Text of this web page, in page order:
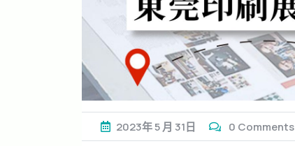
2023年5 月 31日 0 Comments